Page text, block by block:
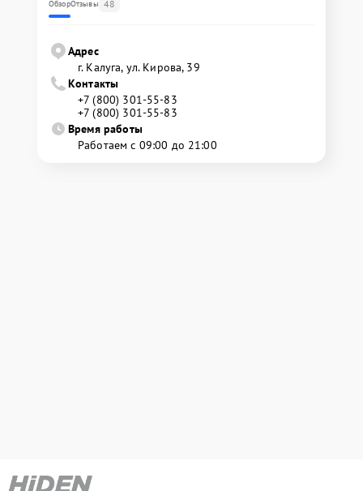
ОбзорОтзывы 48
Адрес
г. Калуга, ул. Кирова, 39
Контакты
+7 (800) 301-55-83
+7 (800) 301-55-83
Время работы
Работаем с 09:00 до 21:00